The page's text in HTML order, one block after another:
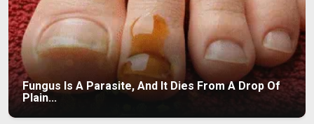
Fungus Is A Parasite, And It Dies From A Drop Of
Plain...